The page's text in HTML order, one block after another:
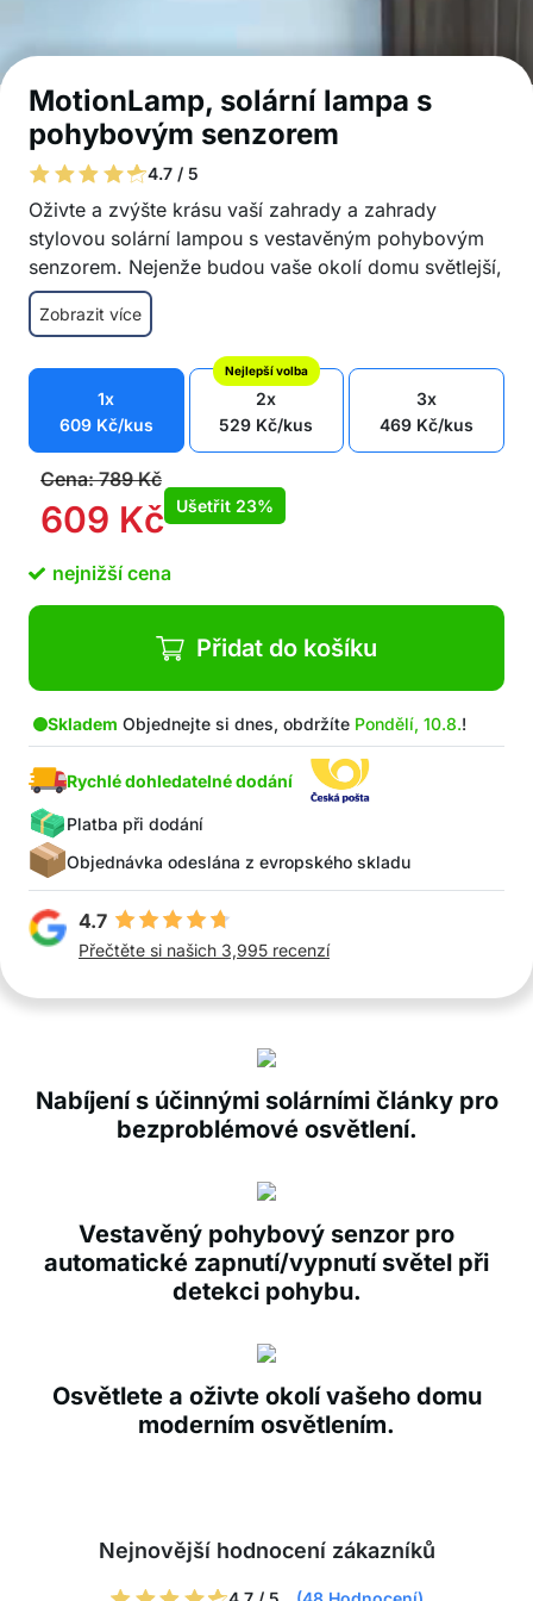
MotionLamp, solární lampa s
pohybovým senzorem
4.7 / 5
Oživte a zvýšte krásu vaší zahrady a zahrady
stylovou solární lampou s vestavěným pohybovým
senzorem. Nejenže budou vaše okolí domu světlejší,
ale také bezpečnější!
Účinné nabíjení solárními články
Automatické zapnutí/vypnutí s vestavěným
pohybovým senzorem
Estetický a moderní design, oživuje váš
venkovní prostor
Ideální pro osvětlení zahrady, vstupy a garáže
Žádné dodatečné náklady na elektřinu ani
starosti s bateriemi
V balení: 1x MotionLamp solární lampa
Zobrazit více
1x
609 Kč/kus
Nejlepší volba
2x
529 Kč/kus
3x
469 Kč/kus
Cena:789Kč
609 Kč Ušetřit 23%
nejnižší cena
Přidat do košíku
Skladem Objednejte si dnes, obdržíte Pondělí, 10.8.!
Rychlé dohledatelné dodání
Platba při dodání
Objednávka odeslána z evropského skladu
4.7
Přečtěte si našich 3,995 recenzí
Nabíjení s účinnými solárními články pro
bezproblémové osvětlení.
Vestavěný pohybový senzor pro
automatické zapnutí/vypnutí světel při
detekci pohybu.
Osvětlete a oživte okolí vašeho domu
moderním osvětlením.
Nejnovější hodnocení zákazníků